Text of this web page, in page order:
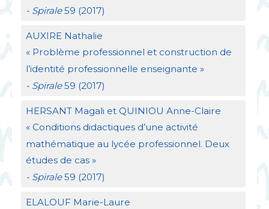
- Spirale59 (2017)
AUXIRENathalie
« Problème professionnel et construction de
l’identité professionnelle enseignante »
- Spirale59 (2017)
HERSANTMagali et QUINIOU Anne-Claire
« Conditions didactiques d’une activité
mathématique au lycée professionnel. Deux
études de cas »
- Spirale59 (2017)
ELALOUF Marie-Laure